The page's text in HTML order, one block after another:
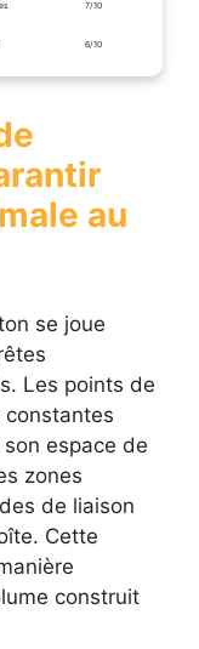
7/10
6/10
au
se joue
Les points de
espace de
zones
de liaison
Cette
construit